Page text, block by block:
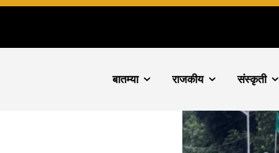
बातम्या राजकीय संस्कृती